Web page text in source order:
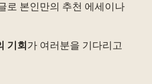
로 본인만의 추천 에세이나
기회 가 여러분을 기다리고